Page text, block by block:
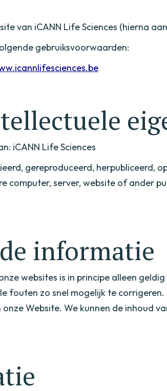
van iCANN Life Sciences (hierna
gebruiksvoorwaarden:
iCANN Life Sciences
gereproduceerd, herpubliceerd,
computer, server, website of ander
informatie
websites is in principe alleen
fouten zo snel mogelijk te
Website. We kunnen de inhoud